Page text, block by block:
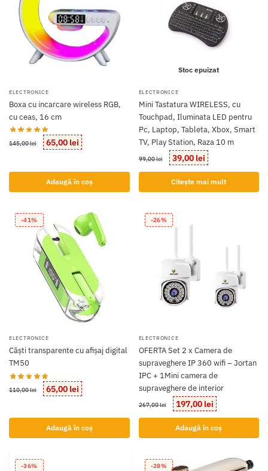
ELECTRONICE
Boxa cu incarcare wireless RGB,
cu ceas, 16 cm
145,00lei
Prețul
inițial
fost:
145,00 lei.
65,00 lei Prețul
curent
65,00 lei.
Adaugă în coș
Stoc epuizat
ELECTRONICE
Mini Tastatura WIRELESS, cu
Touchpad, Iluminata LED pentru
Pc, Laptop, Tableta, Xbox, Smart
TV, Play Station, Raza 10 m
99,00lei
Prețul
inițial
a
39,00 lei Prețul
curent
este:
Citește mai mult
-41%
ELECTRONICE
Căști transparente cu afișaj digital
TM50
110,00lei
Prețul
inițial
110,00 lei.
65,00 lei Prețul
curent
Adaugă în coș
-26%
ELECTRONICE
OFERTA Set 2 x Camera de
supraveghere IP 360 wifi – Jortan
IPC + 1Mini camera de
supraveghere de interior
267,00lei
Prețul
inițial
fost:
197,00 lei Prețul
curent
este:
197,00 lei.
Adaugă în coș
-36% -28%